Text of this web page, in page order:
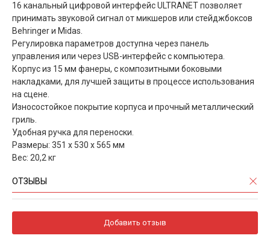
16 канальный цифровой интерфейс ULTRANET позволяет
принимать звуковой сигнал от микшеров или стейджбоксов
Behringer и Midas.
Регулировка параметров доступна через панель
управления или через USB-интерфейс с компьютера.
Корпус из 15 мм фанеры, с композитными боковыми
накладками, для лучшей защиты в процессе использования
на сцене.
Износостойкое покрытие корпуса и прочный металлический
гриль.
Удобная ручка для переноски.
Размеры: 351 x 530 x 565 мм
Вес: 20,2 кг
ОТЗЫВЫ
Добавить отзыв